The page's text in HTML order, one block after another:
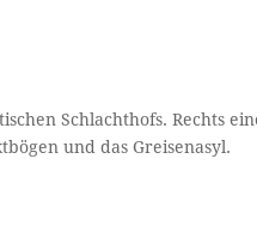
Schlachthofs. Rechts
und das Greisenasyl.